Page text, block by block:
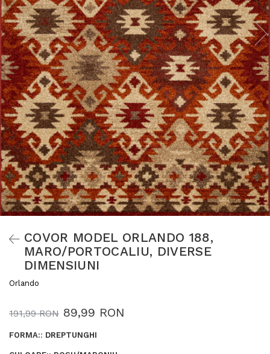
COVOR MODEL ORLANDO 188,
MARO/PORTOCALIU, DIVERSE
DIMENSIUNI
Orlando
191,99 RON 89,99 RON
FORMA:: DREPTUNGHI